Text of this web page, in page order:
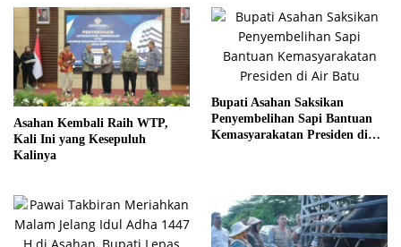
Asahan Kembali Raih WTP,
Kali Ini yang Kesepuluh
Kalinya
Bupati Asahan Saksikan
Penyembelihan Sapi Bantuan
Kemasyarakatan Presiden di